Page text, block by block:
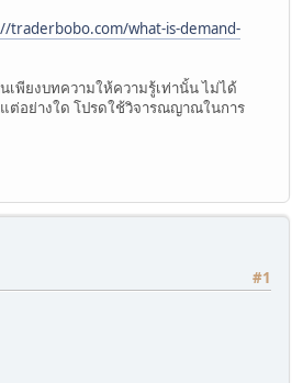
traderbobo.com/what-is-demand-
เพียงบทความให้ความรู้เท่านั้น ไม่ได้
ต่อย่างใด โปรดใช้วิจารณญาณในการ
#1